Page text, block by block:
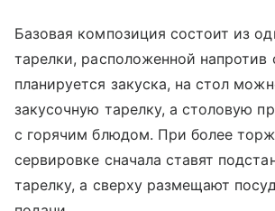
Базовая композиция состоит из
тарелки, расположенной напротив
планируется закуска, на стол
закусочную тарелку, а столовую
с горячим блюдом. При более
сервировке сначала ставят
тарелку, а сверху размещают